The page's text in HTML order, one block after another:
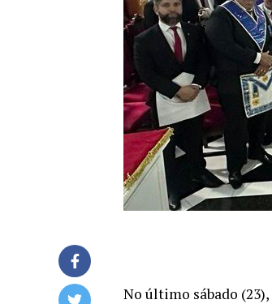
No último sábado